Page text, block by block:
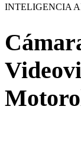
INTELIGENCIA